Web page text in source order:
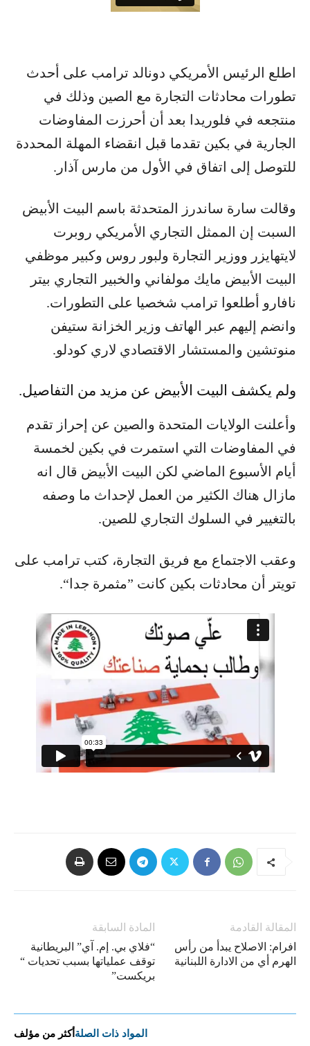
اطلع الرئيس الأمريكي دونالد ترامب على أحدث
تطورات محادثات التجارة مع الصين وذلك في
منتجعه في فلوريدا بعد أن أحرزت المفاوضات
الجارية في بكين تقدما قبل انقضاء المهلة المحددة
للتوصل إلى اتفاق في الأول من مارس آذار.
وقالت سارة ساندرز المتحدثة باسم البيت الأبيض
السبت إن الممثل التجاري الأمريكي روبرت
لايتهايزر ووزير التجارة ولبور روس وكبير موظفي
البيت الأبيض مايك مولفاني والخبير التجاري بيتر
نافارو أطلعوا ترامب شخصيا على التطورات.
وانضم إليهم عبر الهاتف وزير الخزانة ستيفن
منوتشين والمستشار الاقتصادي لاري كودلو.
ولم يكشف البيت الأبيض عن مزيد من التفاصيل.
وأعلنت الولايات المتحدة والصين عن إحراز تقدم
في المفاوضات التي استمرت في بكين لخمسة
أيام الأسبوع الماضي لكن البيت الأبيض قال انه
مازال هناك الكثير من العمل لإحداث ما وصفه
بالتغيير في السلوك التجاري للصين.
وعقب الاجتماع مع فريق التجارة، كتب ترامب على
تويتر أن محادثات بكين كانت ”مثمرة جدا“.
المادة السابقة
“فلاي بي. إم. آي” البريطانية
توقف عملياتها بسبب تحديات “​
بريكست​”
المقالة القادمة
افرام: الاصلاح يبدأ من رأس
الهرم أي من الادارة اللبنانية
المواد ذات الصلة أكثر من مؤلف